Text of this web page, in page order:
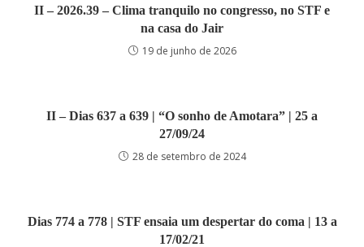
II – 2026.39 – Clima tranquilo no congresso, no STF e
na casa do Jair
19 de junho de 2026
II – Dias 637 a 639 | “O sonho de Amotara” | 25 a
27/09/24
28 de setembro de 2024
Dias 774 a 778 | STF ensaia um despertar do coma | 13 a
17/02/21